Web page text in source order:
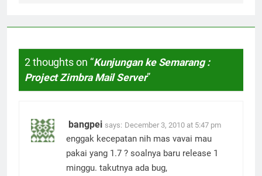
2 thoughts on “Kunjungan ke Semarang :
Project Zimbra Mail Server”
bangpei says: December 3, 2010 at 5:47 pm
enggak kecepatan nih mas vavai mau
pakai yang 1.7 ? soalnya baru release 1
minggu. takutnya ada bug,